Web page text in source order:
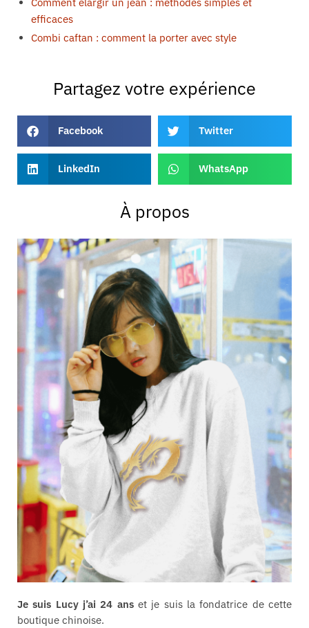
Comment élargir un jean : méthodes simples et
efficaces
Combi caftan : comment la porter avec style
Partagez votre expérience
Facebook Twitter
LinkedIn WhatsApp
À propos
Je suis Lucy j’ai 24 anset je suis la fondatrice de cette
boutique chinoise.